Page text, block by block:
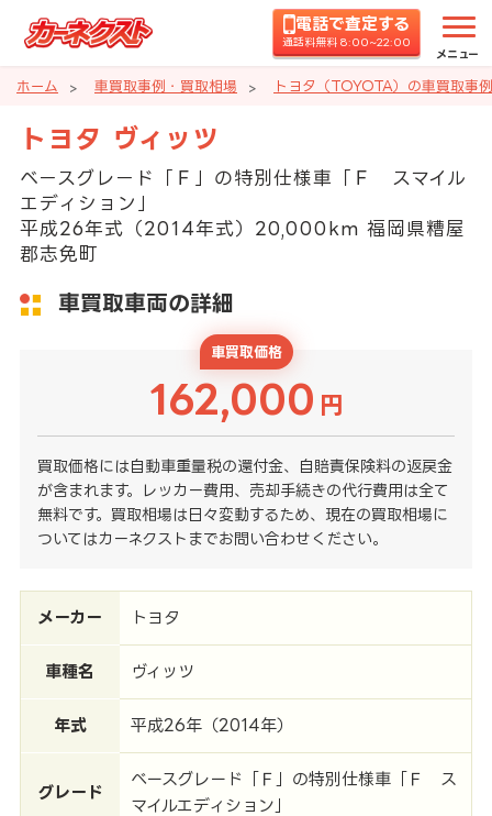
電話で査定する
通話料無料 8:00~22:00
メニュー
ホーム 車買取事例・買取相場 トヨタ（TOYOTA）の車買取事
トヨタ ヴィッツ
ベースグレード「Ｆ」の特別仕様車「Ｆ スマイル
エディション」
平成26年式（2014年式）20,000km 福岡県糟屋
郡志免町
車買取車両の詳細
車買取価格
162,000 円
買取価格には自動車重量税の還付金、自賠責保険料の返戻金
が含まれます。レッカー費用、売却手続きの代行費用は全て
無料です。買取相場は日々変動するため、現在の買取相場に
ついてはカーネクストまでお問い合わせください。
メーカー トヨタ
車種名 ヴィッツ
年式 平成26年（2014年）
グレード
ベースグレード「Ｆ」の特別仕様車「Ｆ ス
マイルエディション」